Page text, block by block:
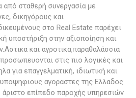
σταθερή συνεργασία με
δικηγόρους και
στο Real Estate παρέχει
υποστήριξη στην αξιοποίηση και
και αγροτικα,παραθαλάσσια
στις πιο λογικές και
για επαγγελματική, ιδιωτική και
αγοραστες της Ελλαδος
άριστο επίπεδο παροχής υπηρεσιών